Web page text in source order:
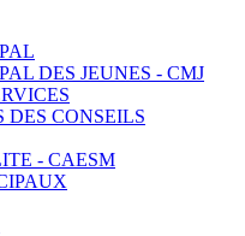
DES JEUNES - CMJ
DES CONSEILS
- CAESM